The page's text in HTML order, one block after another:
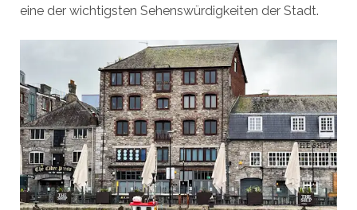
eine der wichtigsten Sehenswürdigkeiten der Stadt.